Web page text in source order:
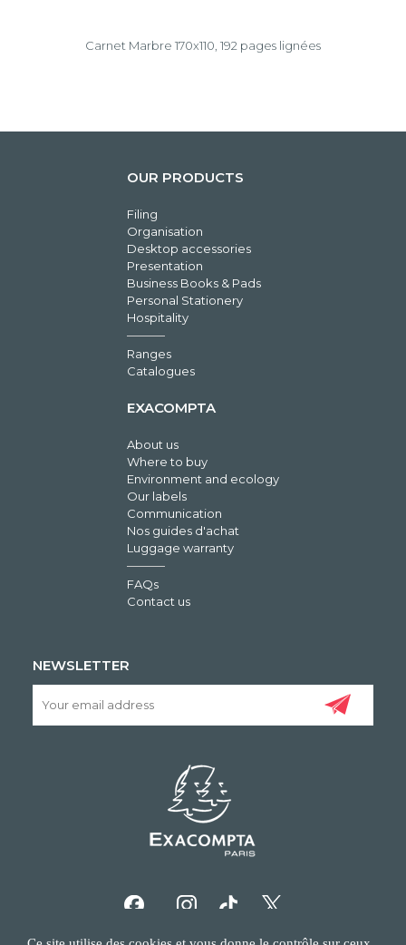
Carnet Marbre 170x110, 192 pages lignées
OUR PRODUCTS
Filing
Organisation
Desktop accessories
Presentation
Business Books & Pads
Personal Stationery
Hospitality
Ranges
Catalogues
EXACOMPTA
About us
Where to buy
Environment and ecology
Our labels
Communication
Nos guides d'achat
Luggage warranty
FAQs
Contact us
NEWSLETTER